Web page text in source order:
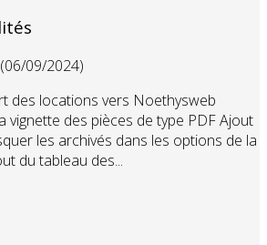
(06/09/2024)
des locations vers Noethysweb
vignette des pièces de type PDF Ajout
les archivés dans les options de la
du tableau des...